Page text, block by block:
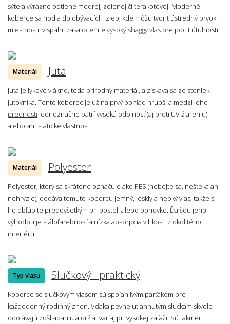
sýte a výrazné odtiene modrej, zelenej či terakotovej. Moderné
koberce sa hodia do obývacích izieb, kde môžu tvoriť ústredný prvok
miestnosti, v spálni zasa oceníte vysoký shaggy vlas pre pocit útulnosti.
Materiál Juta
Juta je lykové vlákno, teda prírodný materiál, a získava sa zo stoniek
jutovníka. Tento koberec je už na prvý pohľad hrubší a medzi jeho
prednosti jednoznačne patrí vysoká odolnosť (aj proti UV žiareniu)
alebo antistatické vlastnosti.
Materiál Polyester
Polyester, ktorý sa skrátene označuje ako PES (nebojte sa, nešteká ani
nehryzie), dodáva tomuto kobercu jemný, lesklý a hebký vlas, takže si
ho obľúbite predovšetkým pri posteli alebo pohovke. Ďalšou jeho
výhodou je stálofarebnosť a nízka absorpcia vlhkosti z okolitého
interiéru.
Typ vlasu Slučkový - praktický
Koberce so slučkovým vlasom sú spoľahlivým parťákom pre
každodenný rodinný zhon. Vďaka pevne utiahnutým slučkám skvele
odolávajú zošliapaniu a držia tvar aj pri vysokej záťaži. Sú takmer